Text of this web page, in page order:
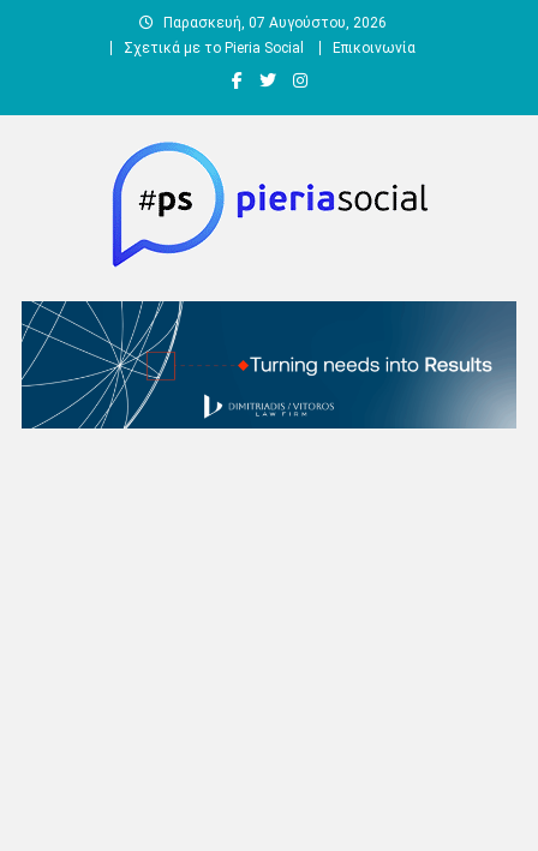
Παρασκευή, 07 Αυγούστου, 2026
Σχετικά με το Pieria Social
Επικοινωνία
Pieria Social